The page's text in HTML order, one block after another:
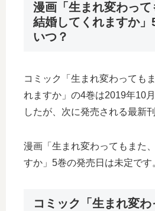
漫画「生まれ変わって
結婚してくれますか」
いつ？
コミック「生まれ変わっても
れますか」の4巻は2019年10
したが、次に発売される最新
漫画「生まれ変わってもまた
すか」5巻の発売日は未定です
コミック「生まれ変わ